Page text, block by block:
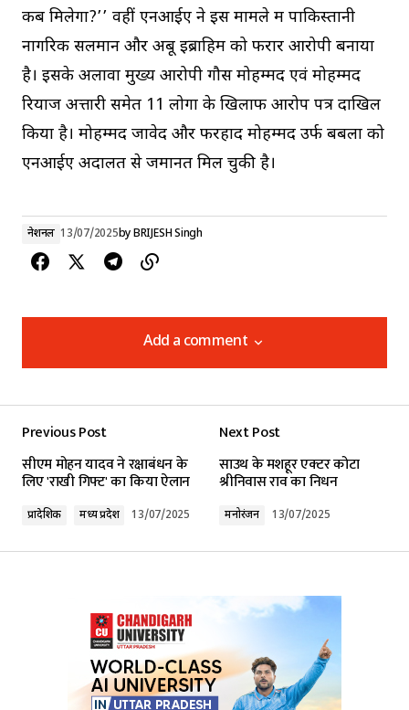
कब मिलेगा?’’ वहीं एनआईए ने इस मामले में पाकिस्तानी
नागरिक सलमान और अबू इब्राहिम को फरार आरोपी बनाया
है। इसके अलावा मुख्य आरोपी गौस मोहम्मद एवं मोहम्मद
रियाज अत्तारी समेत 11 लोगों के खिलाफ आरोप पत्र दाखिल
किया है। मोहम्मद जावेद और फरहाद मोहम्मद उर्फ बबला को
एनआईए अदालत से जमानत मिल चुकी है।
नेशनल 13/07/2025byBRIJESH Singh
Add a comment
Add a comment
Required fields are marked*
Comment*
Your Name*
Your E-mail*
Previous Post
सीएम मोहन यादव ने रक्षाबंधन के
लिए 'राखी गिफ्ट' का किया ऐलान
प्रादेशिक मध्य प्रदेश 13/07/2025
Next Post
साउथ के मशहूर एक्टर कोटा
श्रीनिवास राव का निधन
मनोरंजन 13/07/2025